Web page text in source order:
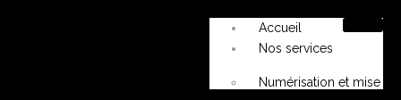
Accueil
Nos services
Numérisation et mise